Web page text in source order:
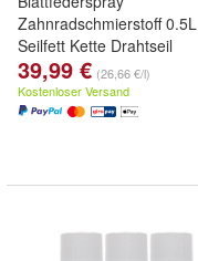
Zahnradschmierstoff 0.5L
Seilfett Kette Drahtseil
39,99 € (26,66 €/l)
Kostenloser Versand